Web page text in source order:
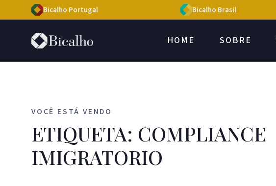
Bicalho Portugal Bicalho Brasil
HOME SOBRE
VOCÊ ESTÁ VENDO
ETIQUETA: COMPLIANCE
IMIGRATORIO